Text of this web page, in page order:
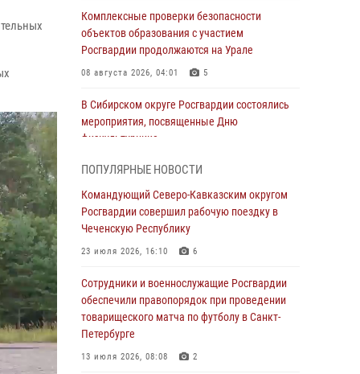
Комплексные проверки безопасности
объектов образования с участием
Росгвардии продолжаются на Урале
08 августа 2026, 04:01 5
В Сибирском округе Росгвардии состоялись
мероприятия, посвященные Дню
физкультурника
На Дальнем Востоке продолжается
всероссийская акция "Каникулы с
Росгвардией"
08 августа 2026, 00:00
Заместитель директора Росгвардии генерал-
полковник Владислав Ершов поздравил
военнослужащих и сотрудников ведомства с
Днем физкультурника
07 августа 2026, 21:01
ПОПУЛЯРНЫЕ НОВОСТИ
Командующий Северо-Кавказским округом
Росгвардии совершил рабочую поездку в
Чеченскую Республику
23 июля 2026, 16:10 6
Сотрудники и военнослужащие Росгвардии
обеспечили правопорядок при проведении
товарищеского матча по футболу в Санкт-
Петербурге
13 июля 2026, 08:08 2